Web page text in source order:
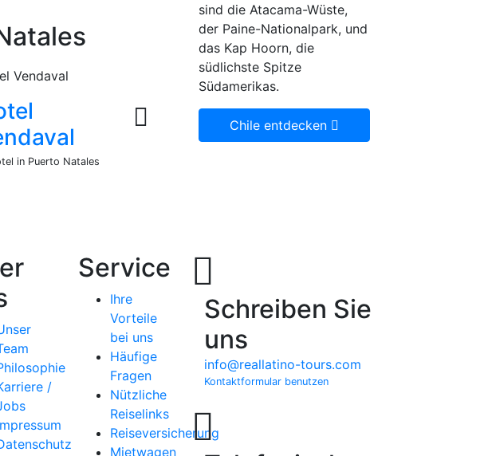
in Puerto Natales
sind die Atacama-Wüste,
der Paine-Nationalpark, und
das Kap Hoorn, die
südlichste Spitze
Südamerikas.
Chile entdecken
/
Service
Ihre
Vorteile
bei uns
Häufige
Fragen
Nützliche
Reiselinks
Reiseversicherung
Mietwagen
Schreiben Sie
uns
info@reallatino-tours.com
Kontaktformular benutzen